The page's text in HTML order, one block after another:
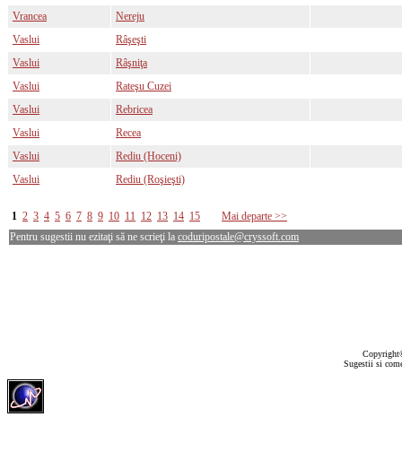
Vrancea
Nereju
Vaslui
Râşeşti
Vaslui
Râşniţa
Vaslui
Rateşu Cuzei
Vaslui
Rebricea
Vaslui
Recea
Vaslui
Rediu (Hoceni)
Vaslui
Rediu (Roşieşti)
1 2 3 4 5 6 7 8 9 10 11 12 13 14 15
Mai departe >>
Pentru sugestii nu ezitaţi să ne scrieţi la coduripostale@cryssoft.com
Sugestii si